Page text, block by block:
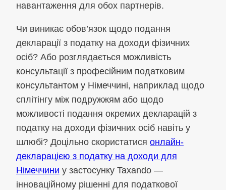
навантаження для обох партнерів.
Чи виникає обов’язок щодо подання
декларації з податку на доходи фізичних
осіб? Або розглядається можливість
консультації з професійним податковим
консультантом у Німеччині, наприклад щодо
сплітінгу між подружжям або щодо
можливості подання окремих декларацій з
податку на доходи фізичних осіб навіть у
шлюбі? Доцільно скористатися онлайн-
декларацією з податку на доходи для
Німеччини у застосунку Taxando —
інноваційному рішенні для податкової